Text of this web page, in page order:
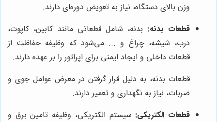
وزن بالای دستگاه، نیاز به تعویض دوره‌ای دارند.
قطعات بدنه: بدنه، شامل قطعاتی مانند کابین، کاپوت،
درب، شیشه، چراغ و ... می‌شود که وظیفه حفاظت از
قطعات داخلی و ایجاد ایمنی برای اپراتور را بر عهده دارند.
قطعات بدنه، به دلیل قرار گرفتن در معرض عوامل جوی و
ضربات، نیاز به نگهداری و تعمیر دارند.
قطعات الکتریکی: سیستم الکتریکی، وظیفه تامین برق و